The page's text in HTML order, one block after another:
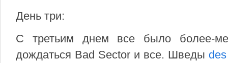
День три:
С третьим днем все было более-
дождаться Bad Sector и все. Шведы